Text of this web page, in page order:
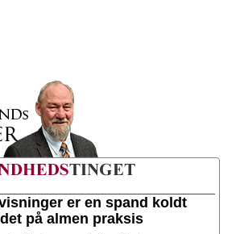
er en spand koldt
på almen praksis